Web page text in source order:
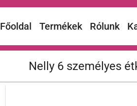
Főoldal Termékek Rólunk
Nelly 6 személyes